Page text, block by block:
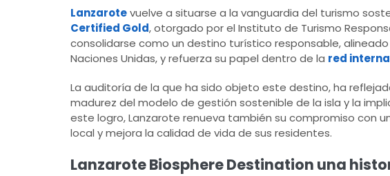
Lanzarotevuelve a situarse a la vanguardia del turismo
Certified Gold, otorgado por el Instituto de Turismo
consolidarse como un destino turístico responsable,
Naciones Unidas, y refuerza su papel dentro de la red
La auditoría de la que ha sido objeto este destino, ha
madurez del modelo de gestión sostenible de la isla y la
este logro, Lanzarote renueva también su compromiso con
local y mejora la calidad de vida de sus residentes.
Lanzarote Biosphere Destination una